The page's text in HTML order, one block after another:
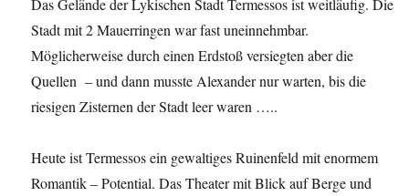
Das Gelände der Lykischen Stadt Termessos ist weitläufig. Die
Stadt mit 2 Mauerringen war fast uneinnehmbar.
Möglicherweise durch einen Erdstoß versiegten aber die
Quellen – und dann musste Alexander nur warten, bis die
riesigen Zisternen der Stadt leer waren …..
Heute ist Termessos ein gewaltiges Ruinenfeld mit enormem
Romantik – Potential. Das Theater mit Blick auf Berge und